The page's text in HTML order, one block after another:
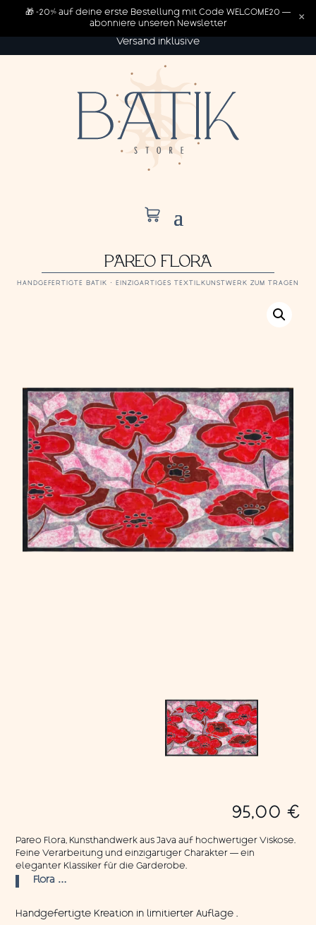
Versand inklusive
PAREO FLORA
HANDGEFERTIGTE BATIK · EINZIGARTIGES TEXTILKUNSTWERK ZUM TRAGEN
95,00 €
Pareo Flora, Kunsthandwerk aus Java auf hochwertiger Viskose.
Feine Verarbeitung und einzigartiger Charakter — ein
eleganter Klassiker für die Garderobe.
Flora …
Handgefertigte Kreation in limitierter Auflage .
🎁 -20% auf deine erste Bestellung mit Code WELCOME20 —
abonniere unseren Newsletter
×